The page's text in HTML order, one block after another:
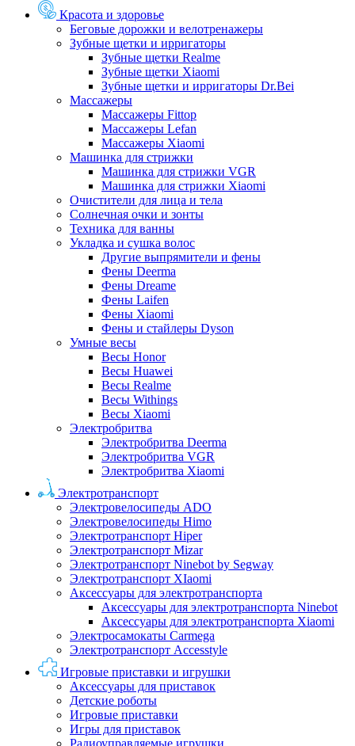
Красота и здоровье
Беговые дорожки и велотренажеры
Зубные щетки и ирригаторы
Зубные щетки Realme
Зубные щетки Xiaomi
Зубные щетки и ирригаторы Dr.Bei
Массажеры
Массажеры Fittop
Массажеры Lefan
Массажеры Xiaomi
Машинка для стрижки
Машинка для стрижки VGR
Машинка для стрижки Xiaomi
Очистители для лица и тела
Солнечная очки и зонты
Техника для ванны
Укладка и сушка волос
Другие выпрямители и фены
Фены Deerma
Фены Dreame
Фены Laifen
Фены Xiaomi
Фены и стайлеры Dyson
Умные весы
Весы Honor
Весы Huawei
Весы Realme
Весы Withings
Весы Xiaomi
Электробритва
Электробритва Deerma
Электробритва VGR
Электробритва Xiaomi
Электротранспорт
Электровелосипеды ADO
Электровелосипеды Himo
Электротранспорт Hiper
Электротранспорт Mizar
Электротранспорт Ninebot by Segway
Электротранспорт XIaomi
Аксессуары для электротранспорта
Аксессуары для электротранспорта Ninebot
Аксессуары для электротранспорта Xiaomi
Электросамокаты Carmega
Электротранспорт Accesstyle
Игровые приставки и игрушки
Аксессуары для приставок
Детские роботы
Игровые приставки
Игры для приставок
Радиоуправляемые игрушки